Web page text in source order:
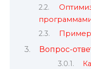
Вопрос-